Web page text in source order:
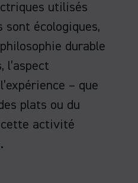
utilisés
sont écologiques,
durable
l’aspect
– que
plats ou du
cette activité